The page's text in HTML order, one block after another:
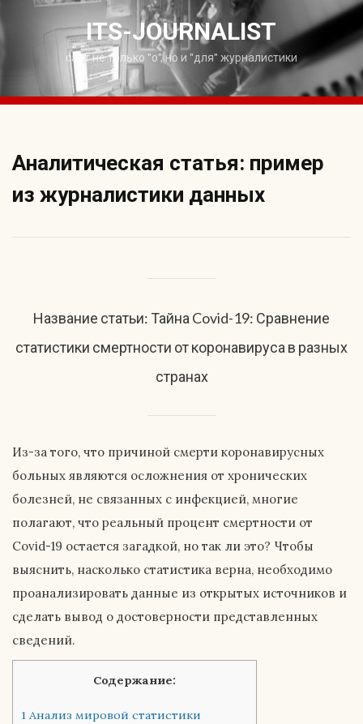
to
content
ITS-JOURNALIST
сайт не только "о", но и "для" журналистики
Аналитическая статья: пример
из журналистики данных
Название статьи: Тайна Covid-19: Сравнение
статистики смертности от коронавируса в разных
странах
Из-за того, что причиной смерти коронавирусных
больных являются осложнения от хронических
болезней, не связанных с инфекцией, многие
полагают, что реальный процент смертности от
Covid-19 остается загадкой, но так ли это? Чтобы
выяснить, насколько статистика верна, необходимо
проанализировать данные из открытых источников и
сделать вывод о достоверности представленных
сведений.
Содержание:
1 Анализ мировой статистики